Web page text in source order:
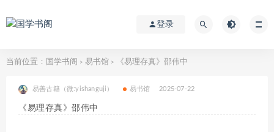
登录
当前位置： 国学书阁 > 易书馆 > 《易理存真》邵伟中
易善古籍（微:yishanguji） 易书馆 2025-07-22
《易理存真》邵伟中